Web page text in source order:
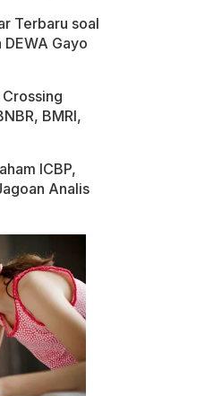
Terbaru soal
DEWA Gayo
BMRI,
ICBP,
Analis